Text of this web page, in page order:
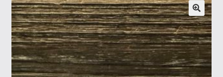
Maksutavat ja Tärkeää tietää
Myymälät
Oma tili